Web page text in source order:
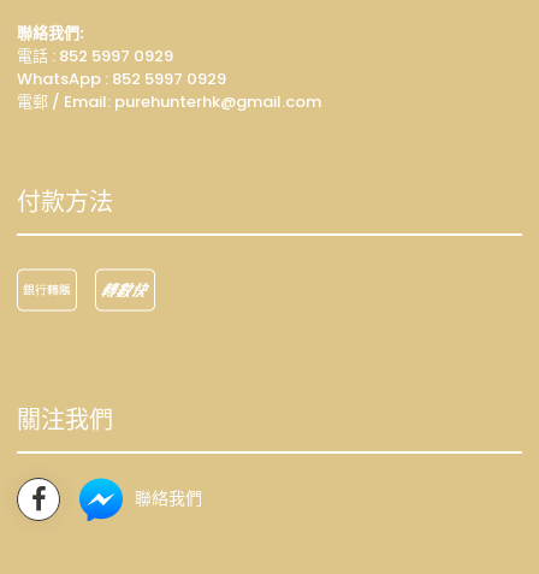
聯絡我們:
電話 : 852 5997 0929
WhatsApp : 852 5997 0929
電郵 / Email: purehunterhk@gmail.com
付款方法
關注我們
聯絡我們